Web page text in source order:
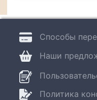
Политика
Способы
Наши